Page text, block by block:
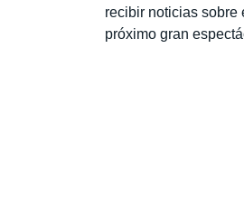
recibir noticias sobre
próximo gran